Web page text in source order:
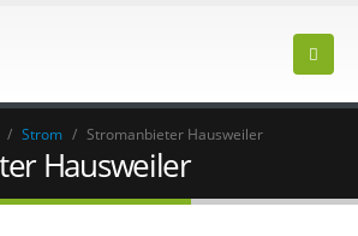
/ Strom / Stromanbieter Hausweiler
Hausweiler